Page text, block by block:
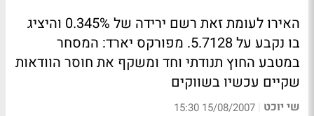
האירו לעומת זאת רשם ירידה של 0.345% והיציג
בו נקבע על 5.7128. מפורקס יארד: המסחר
במטבע החוץ תנודתי וחד ומשקף את חוסר הוודאות
שקיים עכשיו בשווקים
שי יוכט |
15/08/2007 15:30